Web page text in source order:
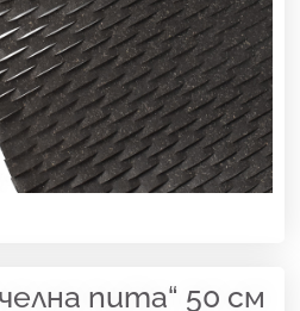
пита“ 50 см